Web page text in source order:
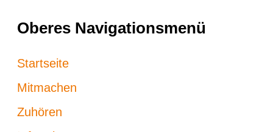
Oberes Navigationsmenü
Startseite
Mitmachen
Zuhören